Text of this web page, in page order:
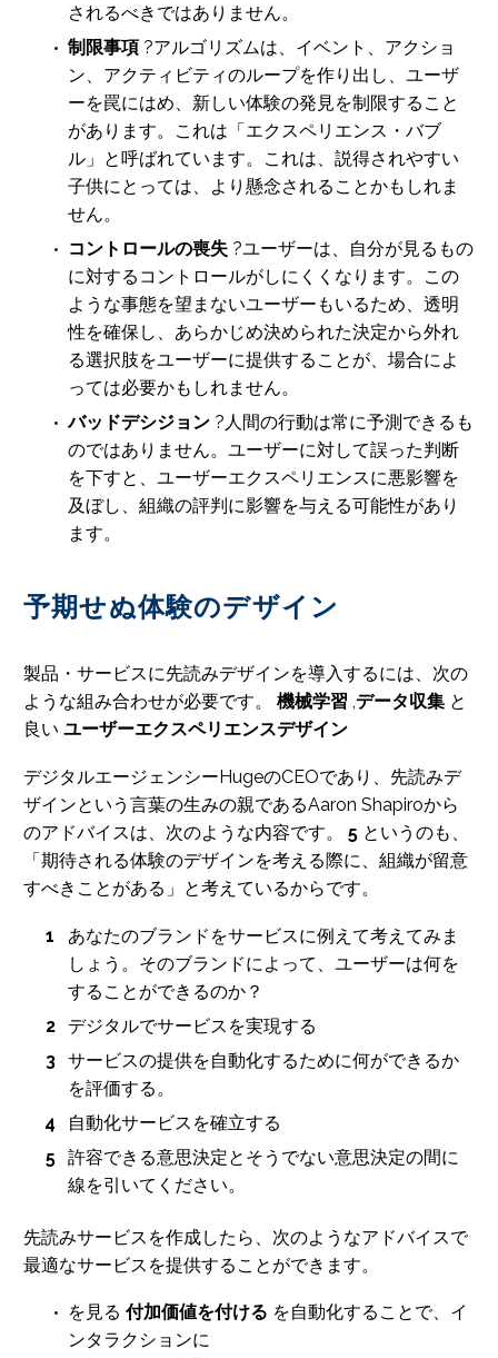
されるべきではありません。
制限事項 ?アルゴリズムは、イベント、アクショ
ン、アクティビティのループを作り出し、ユーザ
ーを罠にはめ、新しい体験の発見を制限すること
があります。これは「エクスペリエンス・バブ
ル」と呼ばれています。これは、説得されやすい
子供にとっては、より懸念されることかもしれま
せん。
コントロールの喪失 ?ユーザーは、自分が見るもの
に対するコントロールがしにくくなります。この
ような事態を望まないユーザーもいるため、透明
性を確保し、あらかじめ決められた決定から外れ
る選択肢をユーザーに提供することが、場合によ
っては必要かもしれません。
バッドデシジョン ?人間の行動は常に予測できるも
のではありません。ユーザーに対して誤った判断
を下すと、ユーザーエクスペリエンスに悪影響を
及ぼし、組織の評判に影響を与える可能性があり
ます。
予期せぬ体験のデザイン
製品・サービスに先読みデザインを導入するには、次の
ような組み合わせが必要です。 機械学習 ,データ収集 と
良い ユーザーエクスペリエンスデザイン
デジタルエージェンシーHugeのCEOであり、先読みデ
ザインという言葉の生みの親であるAaron Shapiroから
のアドバイスは、次のような内容です。 5 というのも、
「期待される体験のデザインを考える際に、組織が留意
すべきことがある」と考えているからです。
あなたのブランドをサービスに例えて考えてみま
しょう。そのブランドによって、ユーザーは何を
することができるのか？
デジタルでサービスを実現する
サービスの提供を自動化するために何ができるか
を評価する。
自動化サービスを確立する
許容できる意思決定とそうでない意思決定の間に
線を引いてください。
先読みサービスを作成したら、次のようなアドバイスで
最適なサービスを提供することができます。
を見る 付加価値を付ける を自動化することで、イ
ンタラクションに